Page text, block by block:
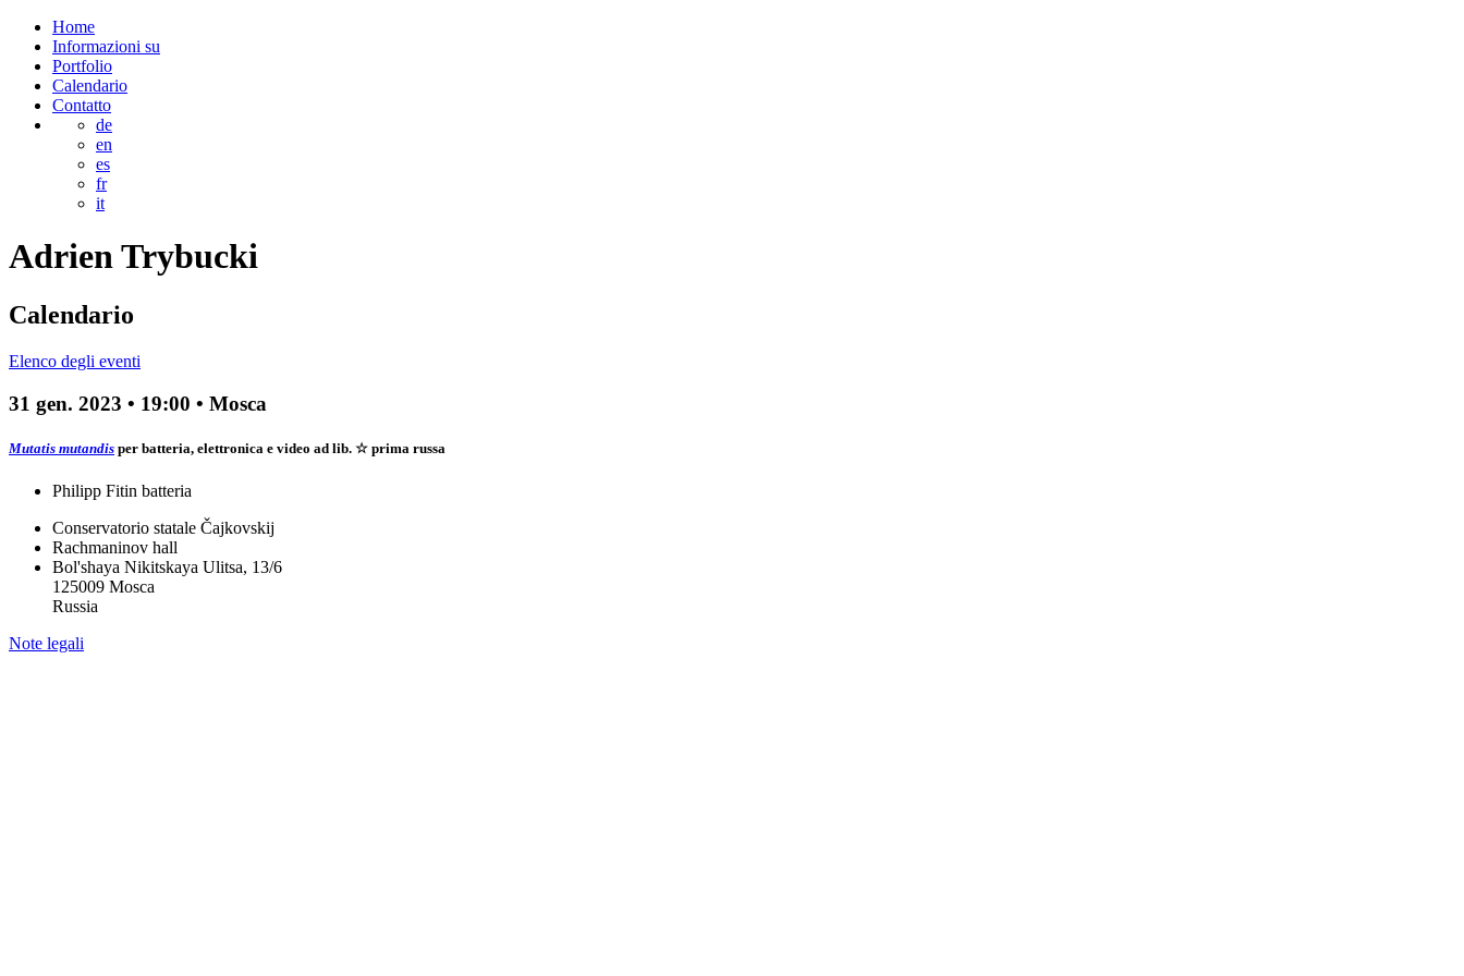
Home
Informazioni su
Portfolio
Calendario
Contatto
de
en
es
fr
it
AdrienTrybucki
Calendario
Elenco degli eventi
31 gen. 2023 • 19:00 • Mosca
Mutatis mutandis per batteria, elettronica e video ad lib. ☆ prima russa
Philipp Fitin batteria
Conservatorio statale Čajkovskij
Rachmaninov hall
Bol'shaya Nikitskaya Ulitsa, 13/6
125009 Mosca
Russia
Note legali